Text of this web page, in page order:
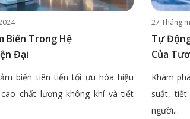
Biến Trong Hệ
Đại
biến tiên tiến tối ưu hóa hiệu
cao chất lượng không khí và tiết
27 Tháng
Tự
Của
Khám
suất, tiết
người...